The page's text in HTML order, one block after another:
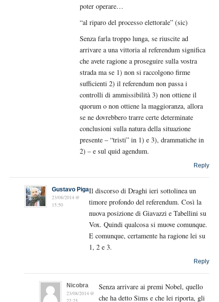
poter operare…
“al riparo del processo elettorale” (sic)
Senza farla troppo lunga, se riuscite ad
arrivare a una vittoria al referendum significa
che avete ragione a proseguire sulla vostra
strada ma se 1) non si raccolgono firme
sufficienti 2) il referendum non passa i
controlli di ammissibilità 3) non ottiene il
quorum o non ottiene la maggioranza, allora
se ne dovrebbero trarre certe determinate
conclusioni sulla natura della situazione
presente – “tristi” in 1) e 3), drammatiche in
2) – e sul quid agendum.
Reply
Gustavo Piga
23/08/2014 @
15:50
Il discorso di Draghi ieri sottolinea un
timore profondo del referendum. Così la
nuova posizione di Giavazzi e Tabellini su
Vox. Quindi qualcosa si muove comunque.
E comunque, certamente ha ragione lei su
1, 2 e 3.
Reply
Nicobra
23/08/2014 @
Senza arrivare ai premi Nobel, quello
che ha detto Sims e che lei riporta, gli